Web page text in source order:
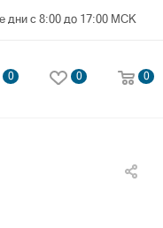
дни с 8:00 до 17:00 МСК
0 0 0